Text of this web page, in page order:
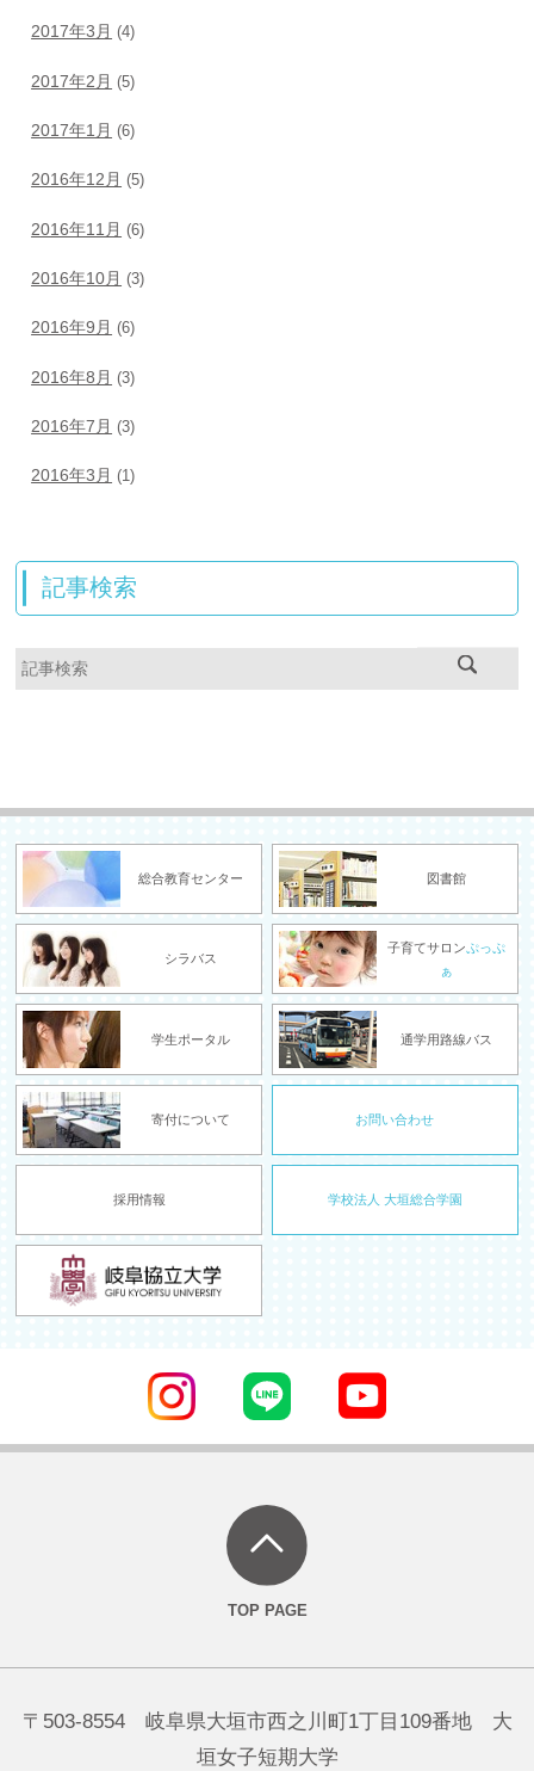
2017年3月 (4)
2017年2月 (5)
2017年1月 (6)
2016年12月 (5)
2016年11月 (6)
2016年10月 (3)
2016年9月 (6)
2016年8月 (3)
2016年7月 (3)
2016年3月 (1)
記事検索
総合教育センター 図書館
シラバス
子育てサロンぷっぷ
ぁ
学生ポータル 通学用路線バス
寄付について お問い合わせ
採用情報 学校法人 大垣総合学園
〒503-8554 岐阜県大垣市西之川町1丁目109番地 大
垣女子短期大学